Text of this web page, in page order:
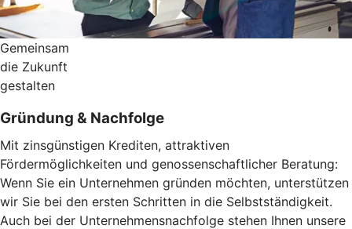
Gemeinsam
die Zukunft
gestalten
Gründung & Nachfolge
Mit zinsgünstigen Krediten, attraktiven
Fördermöglichkeiten und genossenschaftlicher Beratung:
Wenn Sie ein Unternehmen gründen möchten, unterstützen
wir Sie bei den ersten Schritten in die Selbstständigkeit.
Auch bei der Unternehmensnachfolge stehen Ihnen unsere